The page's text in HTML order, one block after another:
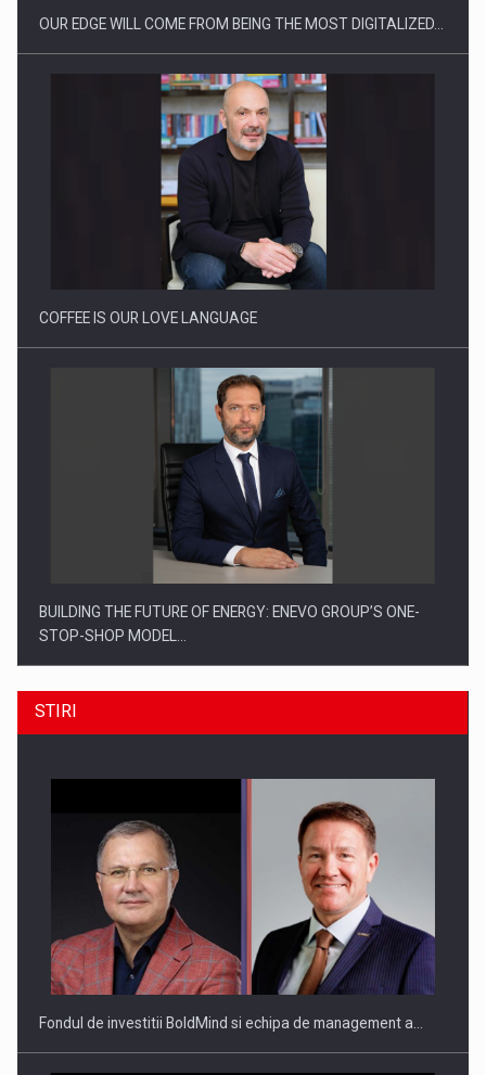
Webinar - Business Evolution-RETHINK STRATEGY-Finantare
Investitii Digitalizare
OUR EDGE WILL COME FROM BEING THE MOST DIGITALIZED…
COFFEE IS OUR LOVE LANGUAGE
BUILDING THE FUTURE OF ENERGY: ENEVO GROUP’S ONE-
STOP-SHOP MODEL…
ROOTED IN ROMANIA, BUILT TO DELIVER TECHNOLOGY FOR
THE…
STIRI
Fondul de investitii BoldMind si echipa de management a…